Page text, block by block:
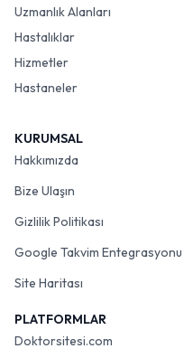
Uzmanlık Alanları
Hastalıklar
Hizmetler
Hastaneler
KURUMSAL
Hakkımızda
Bize Ulaşın
Gizlilik Politikası
Google Takvim Entegrasyonu
Site Haritası
PLATFORMLAR
Doktorsitesi.com